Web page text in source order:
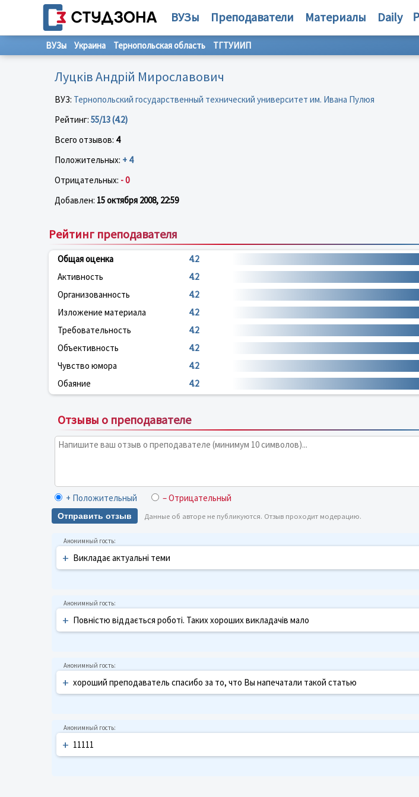
ВУЗы Преподаватели Материалы Daily
ВУЗы Украина Тернопольская область ТГТУИИП
Луцків Андрій Мирославович
ВУЗ: Тернопольский государственный технический университет им. Ивана Пулюя
Рейтинг: 55/13 (4.2)
Всего отзывов: 4
Положительных: + 4
Отрицательных: - 0
Добавлен: 15 октября 2008, 22:59
Рейтинг преподавателя
Общая оценка 4.2
Активность
4.2
Организованность
4.2
Изложение материала
4.2
Требовательность
4.2
Объективность
4.2
Чувство юмора
4.2
Обаяние
4.2
Отзывы о преподавателе
+ Положительный – Отрицательный
Отправить отзыв Данные об авторе не публикуются. Отзыв проходит модерацию.
+ Викладає актуальні теми
+ Повністю віддається роботі. Таких хороших викладачів мало
+ хороший преподаватель спасибо за то, что Вы напечатали такой статью
+ 11111